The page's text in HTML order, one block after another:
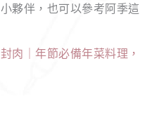
夥伴，也可以參考阿季這
肉｜年節必備年菜料理，